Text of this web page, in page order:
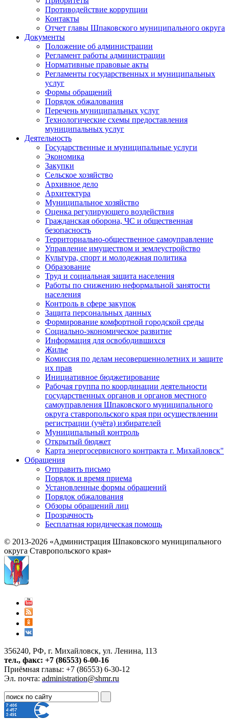
Противодействие коррупции
Контакты
Отчет главы Шпаковского муниципального округа
Документы
Положение об администрации
Регламент работы администрации
Нормативные правовые акты
Регламенты государственных и муниципальных
услуг
Формы обращений
Порядок обжалования
Перечень муниципальных услуг
Технологические схемы предоставления
муниципальных услуг
Деятельность
Государственные и муниципальные услуги
Экономика
Закупки
Сельское хозяйство
Архивное дело
Архитектура
Муниципальное хозяйство
Оценка регулирующего воздействия
Гражданская оборона, ЧС и общественная
безопасность
Территориально-общественное самоуправление
Управление имуществом и землеустройство
Культура, спорт и молодежная политика
Образование
Труд и социальная защита населения
Работы по снижению неформальной занятости
населения
Контроль в сфере закупок
Защита персональных данных
Формирование комфортной городской среды
Социально-экономическое развитие
Информация для освободившихся
Жилье
Комиссия по делам несовершеннолетних и защите
их прав
Инициативное бюджетирование
Рабочая группа по координации деятельности
государственных органов и органов местного
самоуправления Шпаковского муниципального
округа ставропольского края при осуществлении
регистрации (учёта) избирателей
Муниципальный контроль
Открытый бюджет
Карта энергосервисного контракта г. Михайловск"
Обращения
Отправить письмо
Порядок и время приема
Установленные формы обращений
Порядок обжалования
Обзоры обращений лиц
Прозрачность
Бесплатная юридическая помощь
© 2013-2026 «Администрация Шпаковского муниципального
округа Ставропольского края»
356240, РФ, г. Михайловск, ул. Ленина, 113
тел., факс: +7 (86553) 6-00-16
Приёмная главы: +7 (86553) 6-30-12
Эл. почта: administration@shmr.ru